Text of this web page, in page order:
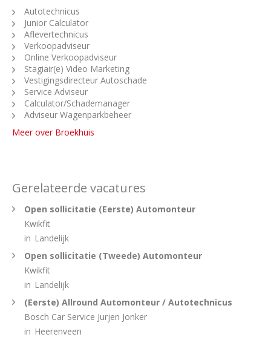
Autotechnicus
Junior Calculator
Aflevertechnicus
Verkoopadviseur
Online Verkoopadviseur
Stagiair(e) Video Marketing
Vestigingsdirecteur Autoschade
Service Adviseur
Calculator/Schademanager
Adviseur Wagenparkbeheer
Meer over Broekhuis
Gerelateerde vacatures
Open sollicitatie (Eerste) Automonteur
Kwikfit
in Landelijk
Open sollicitatie (Tweede) Automonteur
Kwikfit
in Landelijk
(Eerste) Allround Automonteur / Autotechnicus
Bosch Car Service Jurjen Jonker
in Heerenveen